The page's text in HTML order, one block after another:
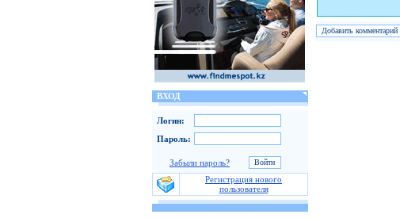
ВХОД
Логин:
Пароль:
Забыли пароль?
Регистрация нового
пользователя